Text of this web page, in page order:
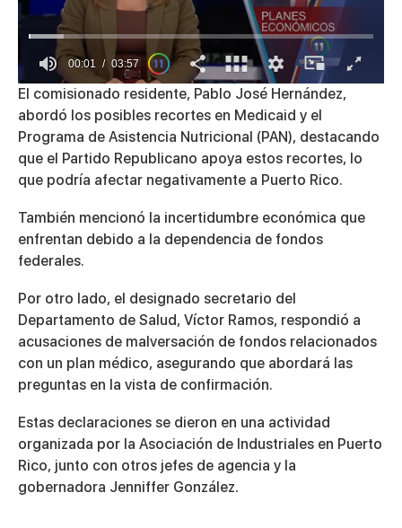
0
seconds
of
3
minutes,
57
seconds
00:01 03:57
El comisionado residente, Pablo José Hernández,
abordó los posibles recortes en Medicaid y el
Programa de Asistencia Nutricional (PAN), destacando
que el Partido Republicano apoya estos recortes, lo
que podría afectar negativamente a Puerto Rico.
También mencionó la incertidumbre económica que
enfrentan debido a la dependencia de fondos
federales.
Por otro lado, el designado secretario del
Departamento de Salud, Víctor Ramos, respondió a
acusaciones de malversación de fondos relacionados
con un plan médico, asegurando que abordará las
preguntas en la vista de confirmación.
Estas declaraciones se dieron en una actividad
organizada por la Asociación de Industriales en Puerto
Rico, junto con otros jefes de agencia y la
gobernadora Jenniffer González.